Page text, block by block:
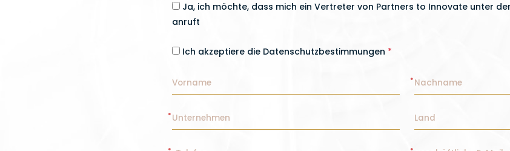
Ja, ich möchte, dass mich ein Vertreter von Partners to Innovate unter
anruft
Ich akzeptiere die Datenschutzbestimmungen *